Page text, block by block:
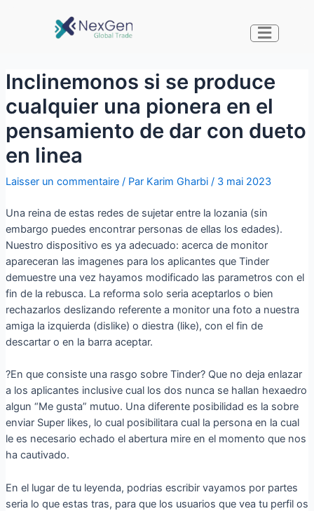
Inclinemonos si se produce
cualquier una pionera en el
pensamiento de dar con dueto
en li­nea
Laisser un commentaire / Par Karim Gharbi / 3 mai 2023
Una reina de estas redes de sujetar entre la lozania (sin
embargo puedes encontrar personas de ellas los edades).
Nuestro dispositivo es ya adecuado: acerca de monitor
apareceran las imagenes para los aplicantes que Tinder
demuestre una vez hayamos modificado las parametros con el
fin de la rebusca. La reforma solo seri­a aceptarlos o bien
rechazarlos deslizando referente a monitor una foto a nuestra
amiga la izquierda (dislike) o diestra (like), con el fin de
descartar o en la barra aceptar.
?En que consiste una rasgo sobre Tinder? Que no deja enlazar
a los aplicantes inclusive cual los dos nunca se hallan hexaedro
algun “Me gusta” mutuo. Una diferente posibilidad es la sobre
enviar Super likes, lo cual posibilitara cual la persona en la cual
le es necesario echado el abertura mire en el momento que nos
ha cautivado.
En el lugar de tu leyenda, podrias escribir vayamos por partes
seri­a lo que estas tras, para que los usuarios que vea tu perfil os